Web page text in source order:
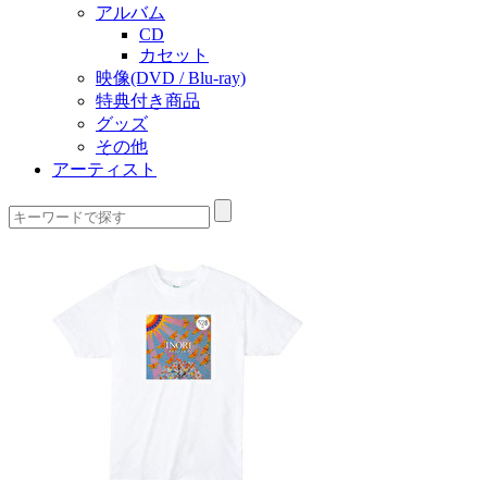
アルバム
CD
カセット
映像(DVD / Blu-ray)
特典付き商品
グッズ
その他
アーティスト